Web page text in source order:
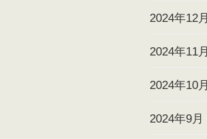
2024年12月
2024年11月
2024年10月
2024年9月